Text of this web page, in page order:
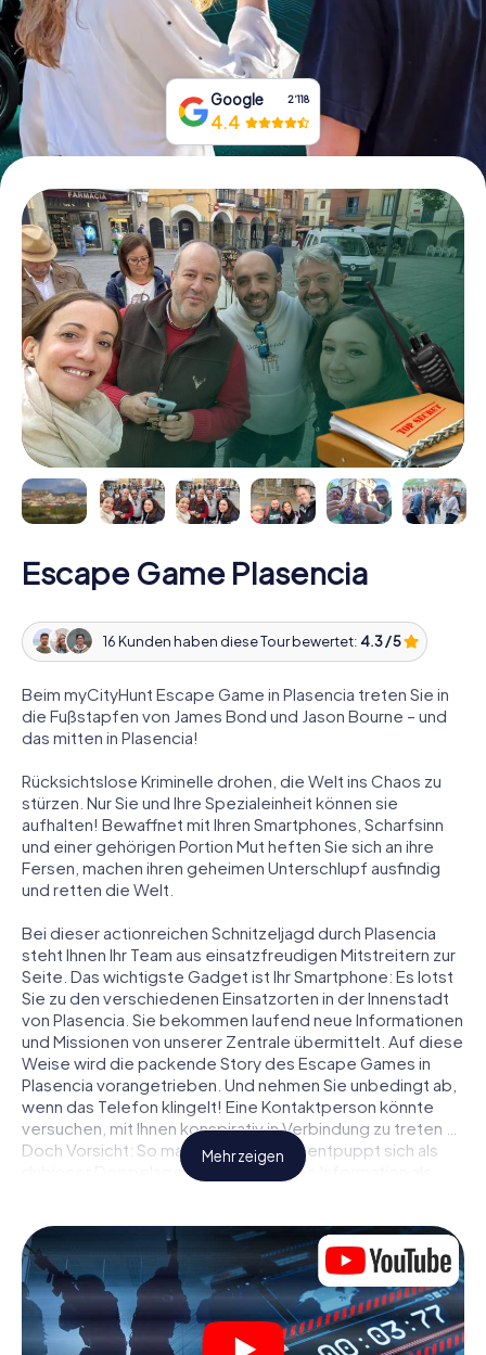
Gutscheine bestellen
Google 2‘118
4.4
Escape Game Plasencia
16 Kunden haben diese Tour bewertet: 4.3 / 5
Beim myCityHunt Escape Game in Plasencia treten Sie in
die Fußstapfen von James Bond und Jason Bourne – und
das mitten in Plasencia!
Rücksichtslose Kriminelle drohen, die Welt ins Chaos zu
stürzen. Nur Sie und Ihre Spezialeinheit können sie
aufhalten! Bewaffnet mit Ihren Smartphones, Scharfsinn
und einer gehörigen Portion Mut heften Sie sich an ihre
Fersen, machen ihren geheimen Unterschlupf ausfindig
und retten die Welt.
Bei dieser actionreichen Schnitzeljagd durch Plasencia
steht Ihnen Ihr Team aus einsatzfreudigen Mitstreitern zur
Seite. Das wichtigste Gadget ist Ihr Smartphone: Es lotst
Sie zu den verschiedenen Einsatzorten in der Innenstadt
von Plasencia. Sie bekommen laufend neue Informationen
und Missionen von unserer Zentrale übermittelt. Auf diese
Weise wird die packende Story des Escape Games in
Plasencia vorangetrieben. Und nehmen Sie unbedingt ab,
wenn das Telefon klingelt! Eine Kontaktperson könnte
versuchen, mit Ihnen konspirativ in Verbindung zu treten …
Doch Vorsicht: So mancher Informant entpuppt sich als
dubioser Doppelagent und so manche Information als
Sie niemandem!
Anders als in einem klassischen Escape Room in Plasencia
sind Sie also nicht in ein Zimmer eingesperrt, aus dem Sie
sich in einem vorgegebenen Zeitfenster befreien
müssen. Diese Smartphone Schnitzeljagd erklärt ganz
Mehr zeigen